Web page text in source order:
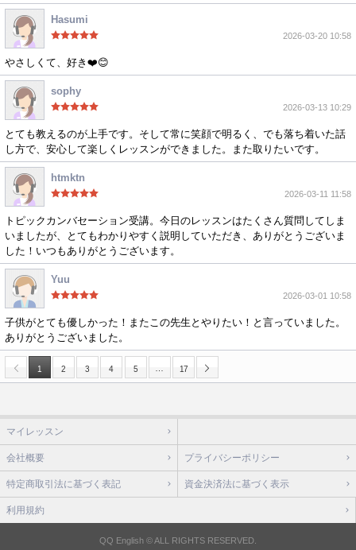
Hasumi
2026-03-20 10:58
やさしくて、好き❤️😊
sophy
2026-03-13 10:29
とても教えるのが上手です。そして常に笑顔で明るく、でも落ち着いた話
し方で、安心して楽しくレッスンができました。また取りたいです。
htmktn
2026-03-11 11:58
トピックカンバセーション受講。今日のレッスンはたくさん質問してしま
いましたが、とてもわかりやすく説明していただき、ありがとうございま
した！いつもありがとうございます。
Yuu
2026-03-01 10:58
子供がとても優しかった！またこの先生とやりたい！と言っていました。
ありがとうございました。
1 2 3 4 5 17
マイレッスン
会社概要 プライバシーポリシー
特定商取引法に基づく表記 資金決済法に基づく表示
利用規約
QQ English © ALL RIGHTS RESERVED.